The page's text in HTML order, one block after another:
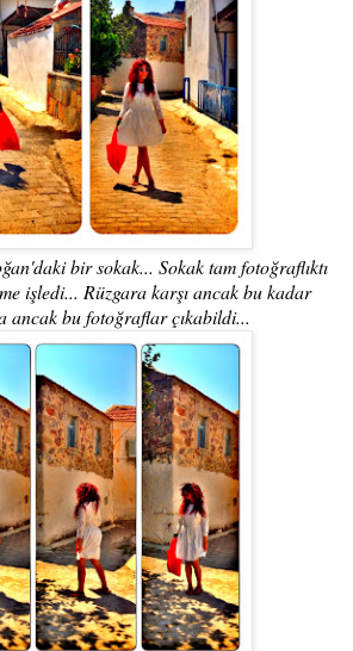
bir sokak... Sokak tam fotoğraflıktı
işledi... Rüzgara karşı ancak bu kadar
ancak bu fotoğraflar çıkabildi...